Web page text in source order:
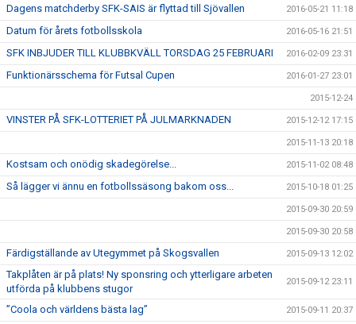
Dagens matchderby SFK-SAIS är flyttad till Sjövallen 2016-05-21 11:18
Datum för årets fotbollsskola 2016-05-16 21:51
SFK INBJUDER TILL KLUBBKVÄLL TORSDAG 25 FEBRUARI 2016-02-09 23:31
Funktionärsschema för Futsal Cupen 2016-01-27 23:01
2015-12-24
VINSTER PÅ SFK-LOTTERIET PÅ JULMARKNADEN 2015-12-12 17:15
2015-11-13 20:18
Kostsam och onödig skadegörelse... 2015-11-02 08:48
Så lägger vi ännu en fotbollssäsong bakom oss... 2015-10-18 01:25
2015-09-30 20:59
2015-09-30 20:58
Färdigställande av Utegymmet på Skogsvallen 2015-09-13 12:02
Takplåten är på plats! Ny sponsring och ytterligare arbeten
utförda på klubbens stugor
2015-09-12 23:11
”Coola och världens bästa lag” 2015-09-11 20:37